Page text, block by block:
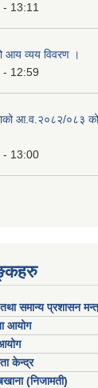
- 13:11
व्यय विवरण ।
- 12:59
आ.व.२०८२/०८३ को
- 13:00
समान्य प्रशासन
आयोग
केन्द्र
(निजामती)